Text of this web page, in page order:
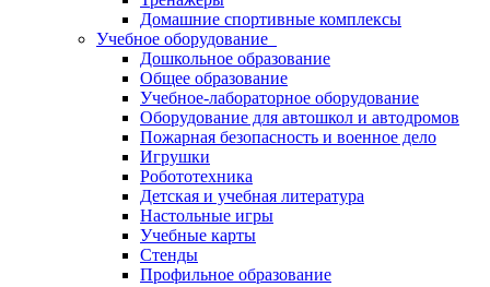
Домашние спортивные комплексы
Учебное оборудование
Дошкольное образование
Общее образование
Учебное-лабораторное оборудование
Оборудование для автошкол и автодромов
Пожарная безопасность и военное дело
Игрушки
Робототехника
Детская и учебная литература
Настольные игры
Учебные карты
Стенды
Профильное образование